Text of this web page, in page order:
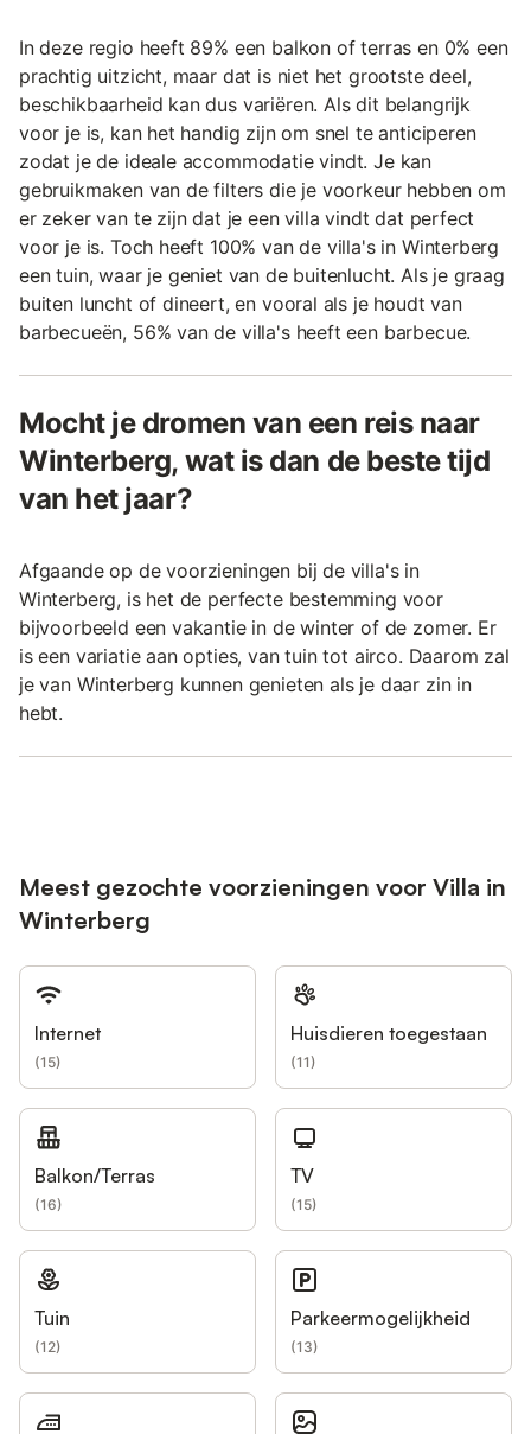
In deze regio heeft 89% een balkon of terras en 0% een
prachtig uitzicht, maar dat is niet het grootste deel,
beschikbaarheid kan dus variëren. Als dit belangrijk
voor je is, kan het handig zijn om snel te anticiperen
zodat je de ideale accommodatie vindt. Je kan
gebruikmaken van de filters die je voorkeur hebben om
er zeker van te zijn dat je een villa vindt dat perfect
voor je is. Toch heeft 100% van de villa's in Winterberg
een tuin, waar je geniet van de buitenlucht. Als je graag
buiten luncht of dineert, en vooral als je houdt van
barbecueën, 56% van de villa's heeft een barbecue.
Mocht je dromen van een reis naar
Winterberg, wat is dan de beste tijd
van het jaar?
Afgaande op de voorzieningen bij de villa's in
Winterberg, is het de perfecte bestemming voor
bijvoorbeeld een vakantie in de winter of de zomer. Er
is een variatie aan opties, van tuin tot airco. Daarom zal
je van Winterberg kunnen genieten als je daar zin in
hebt.
Meest gezochte voorzieningen voor Villa in
Winterberg
Internet
(15)
Huisdieren toegestaan
(11)
Balkon/Terras
(16)
TV
(15)
Tuin
(12)
Parkeermogelijkheid
(13)